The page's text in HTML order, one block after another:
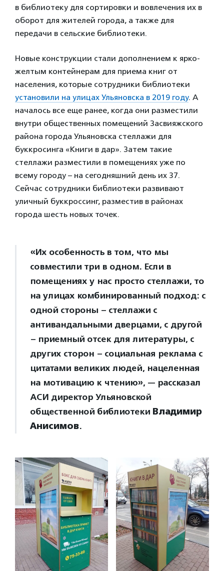
в библиотеку для сортировки и вовлечения их в
оборот для жителей города, а также для
передачи в сельские библиотеки.
Новые конструкции стали дополнением к ярко-
желтым контейнерам для приема книг от
населения, которые сотрудники библиотеки
установили на улицах Ульяновска в 2019 году. А
началось все еще ранее, когда они разместили
внутри общественных помещений Засвияжского
района города Ульяновска стеллажи для
буккросинга «Книги в дар». Затем такие
стеллажи разместили в помещениях уже по
всему городу – на сегодняшний день их 37.
Сейчас сотрудники библиотеки развивают
уличный буккроссинг, разместив в районах
города шесть новых точек.
«Их особенность в том, что мы
совместили три в одном. Если в
помещениях у нас просто стеллажи, то
на улицах комбинированный подход: с
одной стороны – стеллажи с
антивандальными дверцами, с другой
– приемный отсек для литературы, с
других сторон – социальная реклама с
цитатами великих людей, нацеленная
на мотивацию к чтению», — рассказал
АСИ директор Ульяновской
общественной библиотеки Владимир
Анисимов.